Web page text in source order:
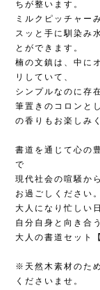
ちが整います。
ミルクピッチャー
スッと手に馴染み
とができます。
楠の文鎮は、中に
リしていて、
シンプルなのに存
筆置きのコロンと
の香りもお楽しみ
書道を通じて心の
で
現代社会の喧騒か
お過ごしください。
大人になり忙しい
自分自身と向き合
大人の書道セット
※天然木素材のた
くださいませ。